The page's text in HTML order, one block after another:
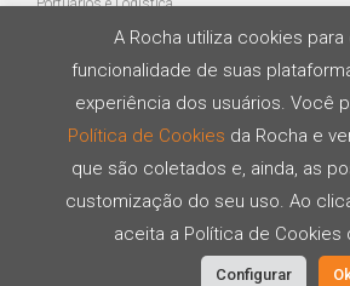
Portuários e Logística
Desenvolvido por
A Rocha utiliza cookies para
funcionalidade de suas
experiência dos usuários. Você
Política de Cookies da Rocha e
que são coletados e, ainda, as
customização do seu uso. Ao
aceita a Política de Cookies
Configurar